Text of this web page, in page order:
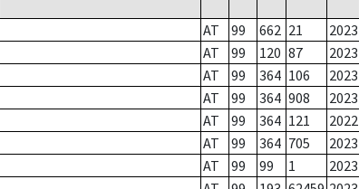
AT 99 662 21 2023
AT 99 120 87 2023
AT 99 364 106 2023
AT 99 364 908 2023
AT 99 364 121 2022
AT 99 364 705 2023
AT 99 99 1 2023